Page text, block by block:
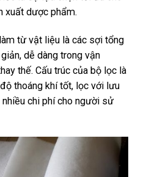
xuất dược phẩm.
từ vật liệu là các sợi tổng
dễ dàng trong vận
thế. Cấu trúc của bộ lọc là
thoáng khí tốt, lọc với lưu
chi phí cho người sử